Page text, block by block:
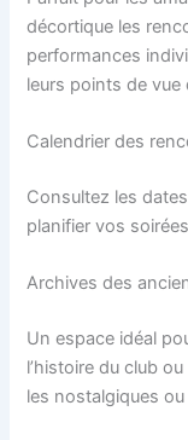
décortique les
performances
leurs points de
Calendrier des
Consultez les
planifier vos
Archives des
Un espace idéal
l’histoire du club
les nostalgiques ou